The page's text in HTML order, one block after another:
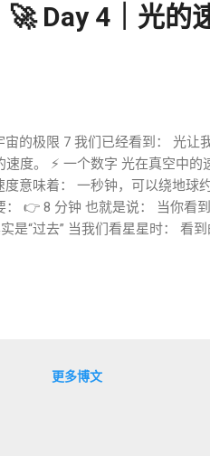
🚀 Day 4｜光的
宙的极限 7 我们已经看到： 光让
度。 ⚡ 一个数字 光在真空中
度意味着： 一秒钟，可以绕地球
： 👉 8 分钟 也就是说： 当你看
是“过去” 当我们看星星时： 看
过的距离。 🚫 一个极限 根据物
与时间的关系中（相对论） 电磁
更多博文